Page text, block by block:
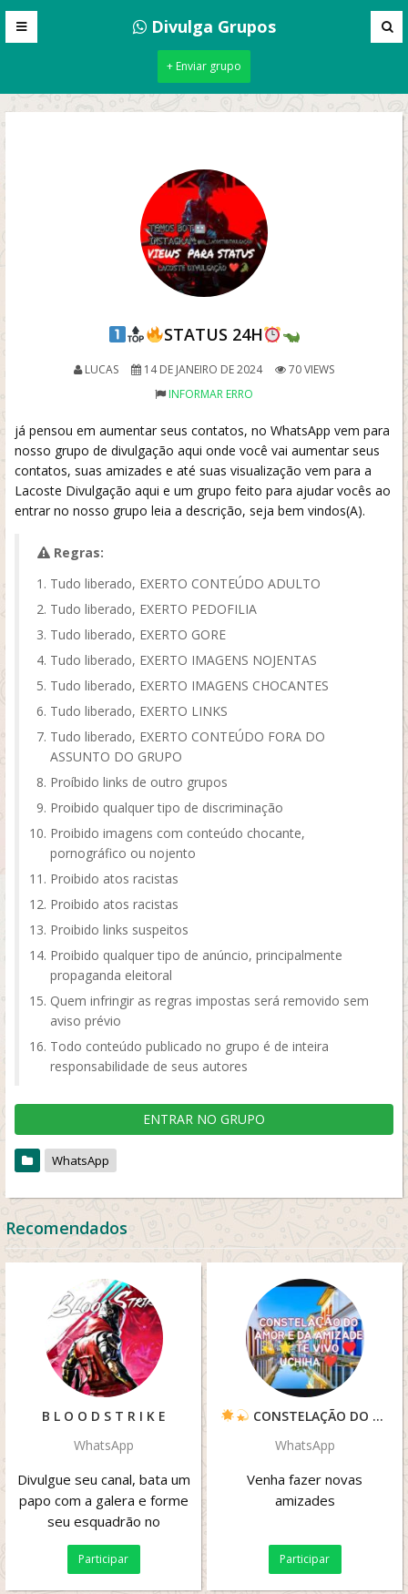
Divulga Grupos
+ Enviar grupo
STATUS 24H
LUCAS 14 DE JANEIRO DE 2024
70 VIEWS
INFORMAR ERRO
já pensou em aumentar seus contatos, no WhatsApp vem para
nosso grupo de divulgação aqui onde você vai aumentar seus
contatos, suas amizades e até suas visualização vem para a
Lacoste Divulgação aqui e um grupo feito para ajudar vocês ao
entrar no nosso grupo leia a descrição, seja bem vindos(A).
Regras:
Tudo liberado, EXERTO CONTEÚDO ADULTO
Tudo liberado, EXERTO PEDOFILIA
Tudo liberado, EXERTO GORE
Tudo liberado, EXERTO IMAGENS NOJENTAS
Tudo liberado, EXERTO IMAGENS CHOCANTES
Tudo liberado, EXERTO LINKS
Tudo liberado, EXERTO CONTEÚDO FORA DO
ASSUNTO DO GRUPO
Proíbido links de outro grupos
Proibido qualquer tipo de discriminação
Proibido imagens com conteúdo chocante,
pornográfico ou nojento
Proibido atos racistas
Proibido atos racistas
Proibido links suspeitos
Proibido qualquer tipo de anúncio, principalmente
propaganda eleitoral
Quem infringir as regras impostas será removido sem
aviso prévio
Todo conteúdo publicado no grupo é de inteira
responsabilidade de seus autores
ENTRAR NO GRUPO
WhatsApp
Recomendados
B L O O D S T R I K E
WhatsApp
Divulgue seu canal, bata um
papo com a galera e forme
seu esquadrão no
bloodstrike
Participar
CONSTELAÇÃO DO AMOR
WhatsApp
Venha fazer novas
amizades
Participar